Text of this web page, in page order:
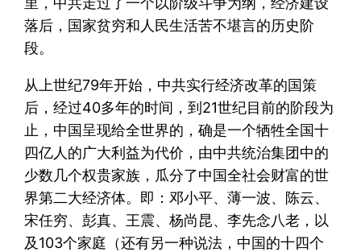
落后，国家贫穷和人民生活苦不堪言的历史阶
段。
从上世纪79年开始，中共实行经济改革的国策
后，经过40多年的时间，到21世纪目前的阶段为
止，中国呈现给全世界的，确是一个牺牲全国十
四亿人的广大利益为代价，由中共统治集团中的
少数几个权贵家族，瓜分了中国全社会财富的世
界第二大经济体。即：邓小平、薄一波、陈云、
宋任穷、彭真、王震、杨尚昆、李先念八老，以
及103个家庭（还有另一种说法，中国的十四个